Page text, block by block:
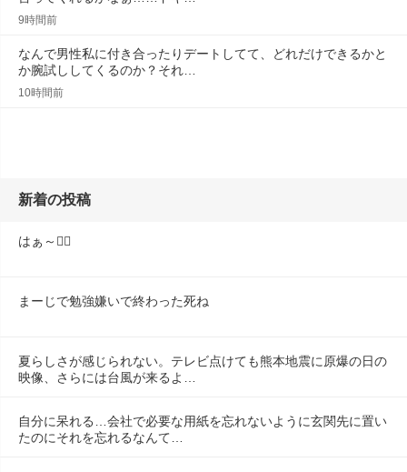
9時間前
なんで男性私に付き合ったりデートしてて、どれだけできるかと
か腕試ししてくるのか？それ…
10時間前
新着の投稿
はぁ～😮‍💨
まーじで勉強嫌いで終わった死ね
夏らしさが感じられない。テレビ点けても熊本地震に原爆の日の
映像、さらには台風が来るよ…
自分に呆れる…会社で必要な用紙を忘れないように玄関先に置い
たのにそれを忘れるなんて…